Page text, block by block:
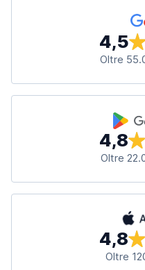
4,5
Oltre
4,8
Oltre
4,8
Oltre